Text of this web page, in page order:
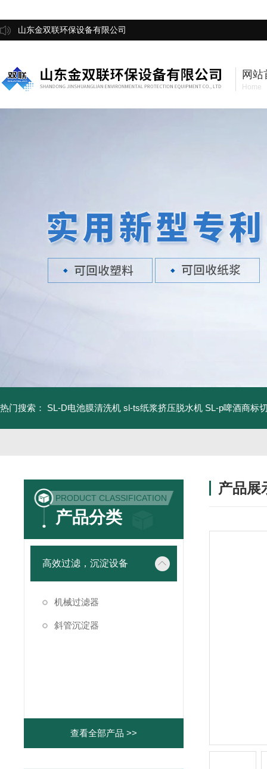
山东金双联环保设备有限公司
网站
Home
热门搜索： SL-D电池膜清洗机 sl-ts纸浆挤压脱水机 SL-p啤酒商标
PRODUCT CLASSIFICATION
产品分类
高效过滤，沉淀设备
机械过滤器
斜管沉淀器
查看全部产品 >>
产品展